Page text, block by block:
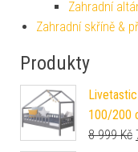
Zahradní
Zahradní skříně &
Produkty
Livetastic
100/200
8 999Kč